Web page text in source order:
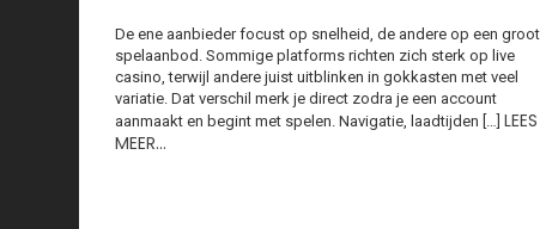
De ene aanbieder focust op snelheid, de andere op een groot
spelaanbod. Sommige platforms richten zich sterk op live
casino, terwijl andere juist uitblinken in gokkasten met veel
variatie. Dat verschil merk je direct zodra je een account
aanmaakt en begint met spelen. Navigatie, laadtijden […] LEES
MEER…